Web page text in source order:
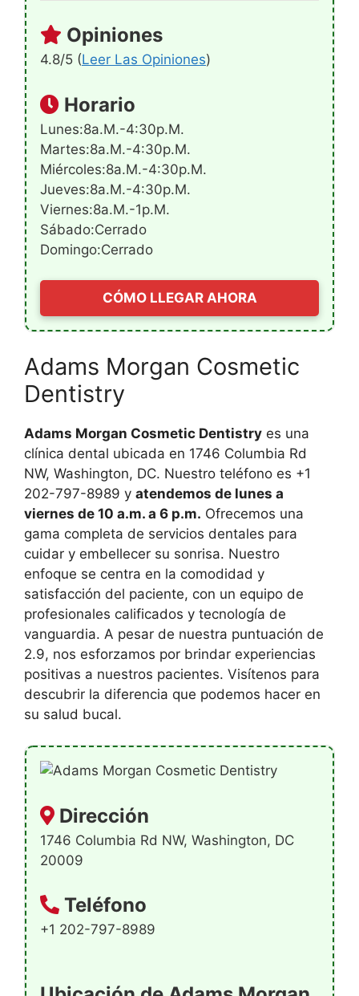
Opiniones
4.8/5 (Leer Las Opiniones)
Horario
Lunes:8a.m.-4:30p.m.
Martes:8a.m.-4:30p.m.
Miércoles:8a.m.-4:30p.m.
Jueves:8a.m.-4:30p.m.
Viernes:8a.m.-1p.m.
Sábado:Cerrado
Domingo:Cerrado
CÓMO LLEGAR AHORA
Adams Morgan Cosmetic
Dentistry
Adams Morgan Cosmetic Dentistry es una
clínica dental ubicada en 1746 Columbia Rd
NW, Washington, DC. Nuestro teléfono es +1
202-797-8989 y atendemos de lunes a
viernes de 10 a.m. a 6 p.m. Ofrecemos una
gama completa de servicios dentales para
cuidar y embellecer su sonrisa. Nuestro
enfoque se centra en la comodidad y
satisfacción del paciente, con un equipo de
profesionales calificados y tecnología de
vanguardia. A pesar de nuestra puntuación de
2.9, nos esforzamos por brindar experiencias
positivas a nuestros pacientes. Visítenos para
descubrir la diferencia que podemos hacer en
su salud bucal.
Dirección
1746 Columbia Rd NW, Washington, DC
20009
Teléfono
+1 202-797-8989